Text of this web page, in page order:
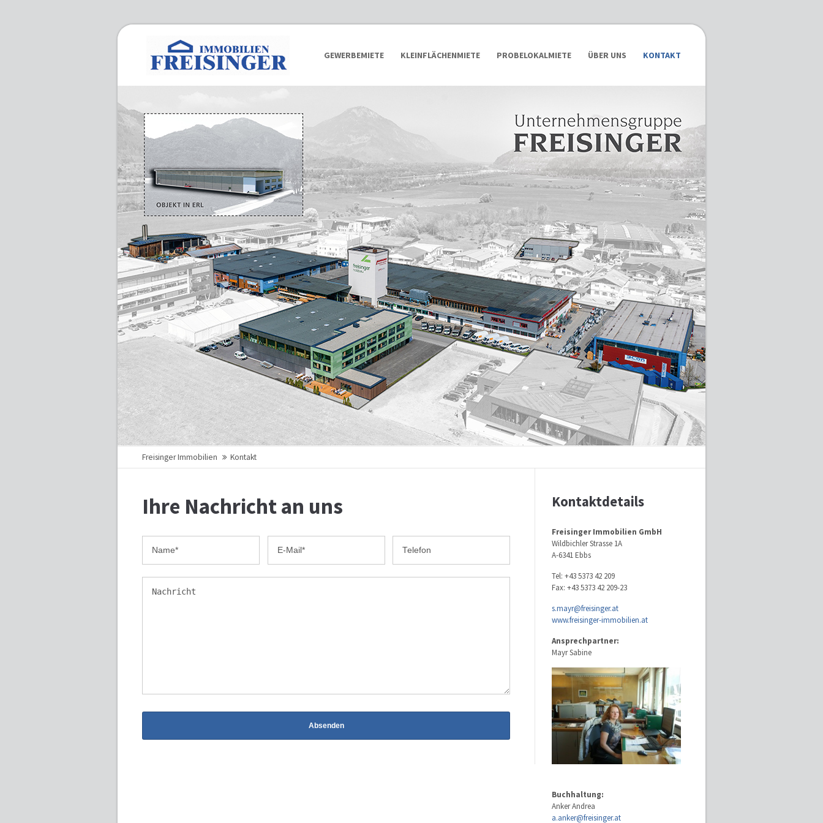
GEWERBEMIETE KLEINFLÄCHENMIETE PROBELOKALMIETE ÜBER UNS KONTAKT
Freisinger Immobilien Kontakt
Ihre Nachricht an uns Kontaktdetails
Freisinger Immobilien GmbH
Wildbichler Strasse 1A
A-6341 Ebbs
Tel: +43 5373 42 209
Fax: +43 5373 42 209-23
s.mayr@freisinger.at
www.freisinger-immobilien.at
Ansprechpartner:
Mayr Sabine
Buchhaltung:
Anker Andrea
a.anker@freisinger.at